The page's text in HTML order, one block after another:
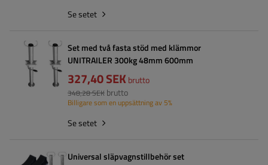
Se setet
Set med två fasta stöd med klämmor
UNITRAILER 300kg 48mm 600mm
327,40 SEKbrutto
348,28 SEK brutto
Billigare som en uppsättning av 5%
Se setet
Universal släpvagnstillbehör set